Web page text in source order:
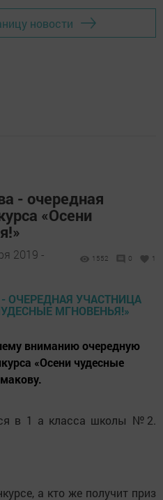
новости
- очередная
«Осени
2019 -
1552 0 1
вниманию очередную
«Осени чудесные
в 1 а класса школы №2.
а кто же получит приз